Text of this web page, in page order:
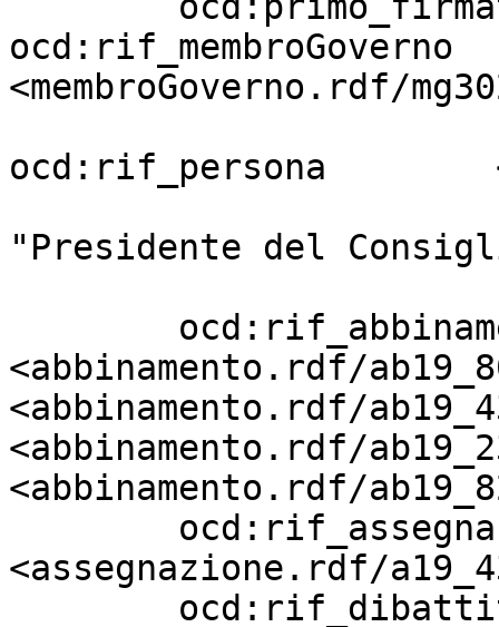
ocd:rif_membroGoverno
<membroGoverno.rdf/
ocd:rif_persona
"Presidente del
<abbinamento.rdf/
<abbinamento.rdf/
<abbinamento.rdf/
<abbinamento.rdf/
<assegnazione.rdf/